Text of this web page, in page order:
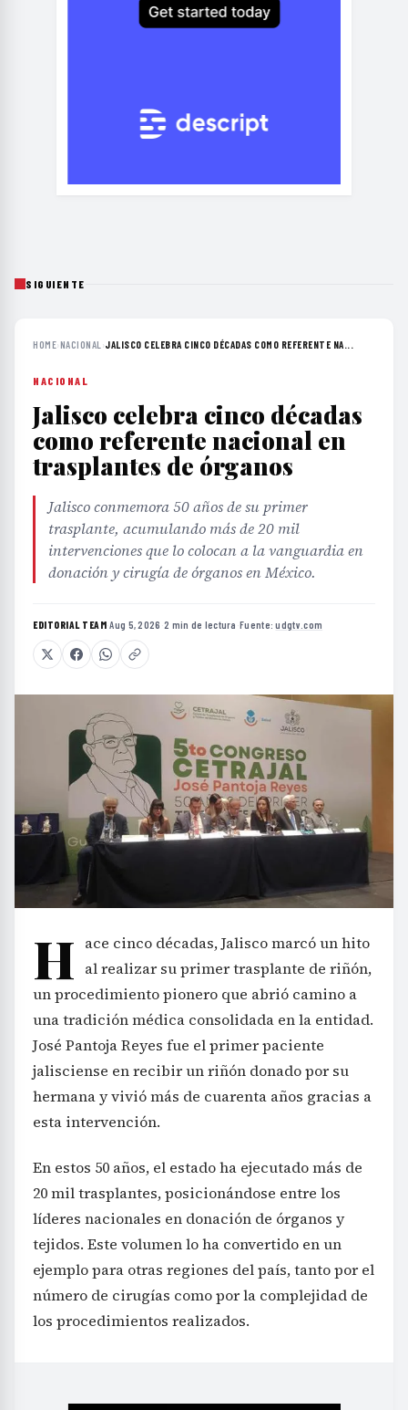
SIGUIENTE
HOME›NACIONAL ›JALISCO CELEBRA CINCO DÉCADAS COMO REFERENTE NA...
NACIONAL
Jalisco celebra cinco décadas
como referente nacional en
trasplantes de órganos
Jalisco conmemora 50 años de su primer
trasplante, acumulando más de 20 mil
intervenciones que lo colocan a la vanguardia en
donación y cirugía de órganos en México.
EDITORIAL TEAM·Aug 5, 2026 ·2 min de lectura ·Fuente:udgtv.com
H ace cinco décadas, Jalisco marcó un hito
al realizar su primer trasplante de riñón,
un procedimiento pionero que abrió camino a
una tradición médica consolidada en la entidad.
José Pantoja Reyes fue el primer paciente
jalisciense en recibir un riñón donado por su
hermana y vivió más de cuarenta años gracias a
esta intervención.
En estos 50 años, el estado ha ejecutado más de
20 mil trasplantes, posicionándose entre los
líderes nacionales en donación de órganos y
tejidos. Este volumen lo ha convertido en un
ejemplo para otras regiones del país, tanto por el
número de cirugías como por la complejidad de
los procedimientos realizados.